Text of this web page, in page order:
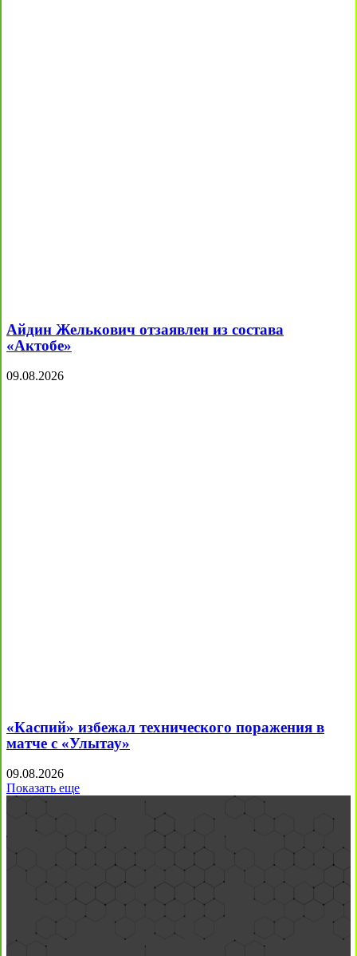
Айдин Желькович отзаявлен из состава
«Актобе»
09.08.2026
«Каспий» избежал технического поражения в
матче с «Улытау»
09.08.2026
Показать еще